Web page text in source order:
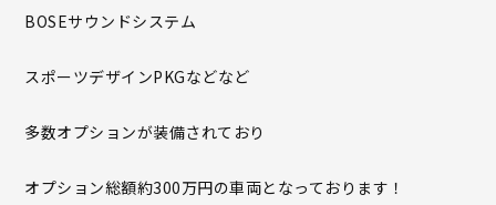
BOSEサウンドシステム
スポーツデザインPKGなどなど
多数オプションが装備されており
オプション総額約300万円の車両となっております！